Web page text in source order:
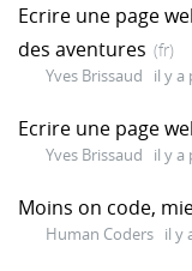
Ecrire une page
des aventures (fr)
Yves Brissaud il y a
Ecrire une page
Yves Brissaud il y a
Moins on code,
Human Coders il y